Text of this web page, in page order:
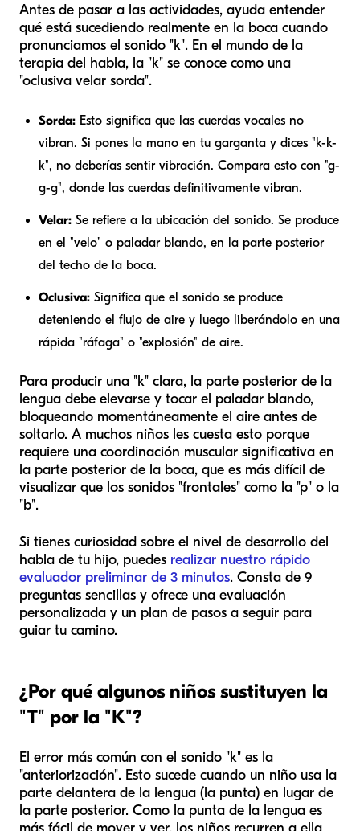
Antes de pasar a las actividades, ayuda entender
qué está sucediendo realmente en la boca cuando
pronunciamos el sonido "k". En el mundo de la
terapia del habla, la "k" se conoce como una
"oclusiva velar sorda".
Sorda: Esto significa que las cuerdas vocales no
vibran. Si pones la mano en tu garganta y dices "k-k-
k", no deberías sentir vibración. Compara esto con "g-
g-g", donde las cuerdas definitivamente vibran.
Velar: Se refiere a la ubicación del sonido. Se produce
en el "velo" o paladar blando, en la parte posterior
del techo de la boca.
Oclusiva: Significa que el sonido se produce
deteniendo el flujo de aire y luego liberándolo en una
rápida "ráfaga" o "explosión" de aire.
Para producir una "k" clara, la parte posterior de la
lengua debe elevarse y tocar el paladar blando,
bloqueando momentáneamente el aire antes de
soltarlo. A muchos niños les cuesta esto porque
requiere una coordinación muscular significativa en
la parte posterior de la boca, que es más difícil de
visualizar que los sonidos "frontales" como la "p" o la
"b".
Si tienes curiosidad sobre el nivel de desarrollo del
habla de tu hijo, puedes realizar nuestro rápido
evaluador preliminar de 3 minutos. Consta de 9
preguntas sencillas y ofrece una evaluación
personalizada y un plan de pasos a seguir para
guiar tu camino.
¿Por qué algunos niños sustituyen la
"T" por la "K"?
El error más común con el sonido "k" es la
"anteriorización". Esto sucede cuando un niño usa la
parte delantera de la lengua (la punta) en lugar de
la parte posterior. Como la punta de la lengua es